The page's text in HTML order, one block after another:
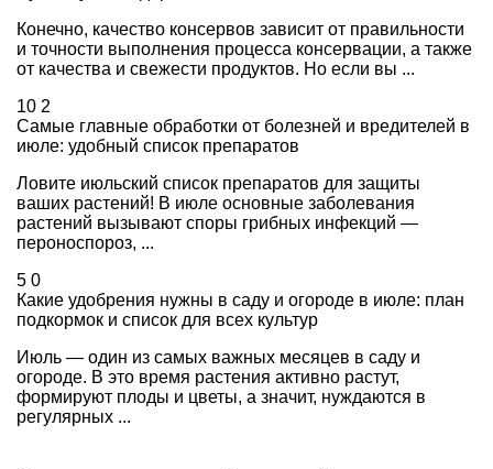
Конечно, качество консервов зависит от правильности
и точности выполнения процесса консервации, а также
от качества и свежести продуктов. Но если вы ...
10 2
Самые главные обработки от болезней и вредителей в
июле: удобный список препаратов
Ловите июльский список препаратов для защиты
ваших растений! В июле основные заболевания
растений вызывают споры грибных инфекций —
пероноспороз, ...
5 0
Какие удобрения нужны в саду и огороде в июле: план
подкормок и список для всех культур
Июль — один из самых важных месяцев в саду и
огороде. В это время растения активно растут,
формируют плоды и цветы, а значит, нуждаются в
регулярных ...